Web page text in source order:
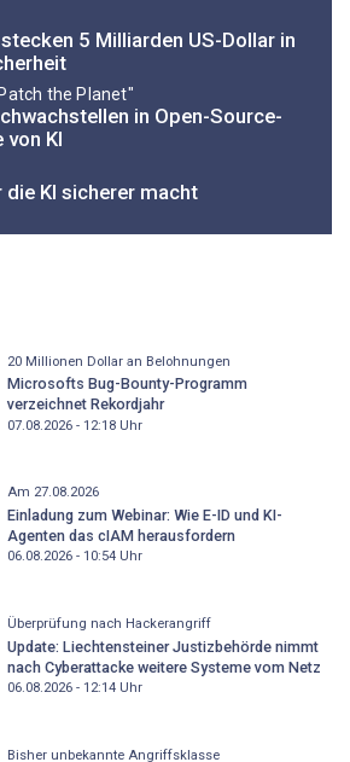
5 Milliarden US-Dollar in
the Planet"
in Open-Source-
KI
die KI sicherer macht
20 Millionen Dollar an Belohnungen
Microsofts Bug-Bounty-Programm
verzeichnet Rekordjahr
07.08.2026 - 12:18Uhr
Am 27.08.2026
Einladung zum Webinar: Wie E-ID und KI-
Agenten das cIAM herausfordern
06.08.2026 - 10:54Uhr
Überprüfung nach Hackerangriff
Update: Liechtensteiner Justizbehörde nimmt
nach Cyberattacke weitere Systeme vom Netz
06.08.2026 - 12:14Uhr
Bisher unbekannte Angriffsklasse